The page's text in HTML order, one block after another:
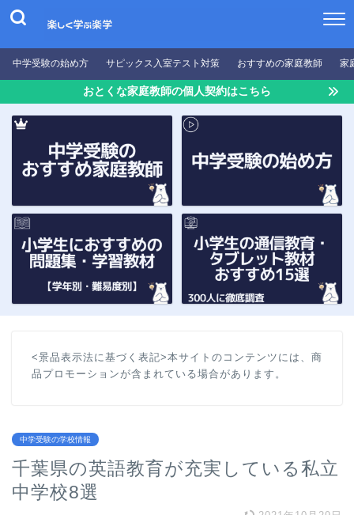
中学受験の始め方 サピックス入室テスト対策 おすすめの家庭教師 家
おとくな家庭教師の個人契約はこちら
<景品表示法に基づく表記>本サイトのコンテンツには、商
品プロモーションが含まれている場合があります。
中学受験の学校情報
千葉県の英語教育が充実している私立
中学校8選